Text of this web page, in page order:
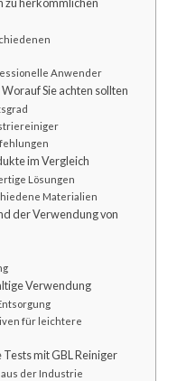
zu herkömmlichen
Anwender
Sie achten sollten
im Vergleich
Lösungen
Materialien
der Verwendung von
Verwendung
für leichtere
mit GBL Reiniger
der Industrie